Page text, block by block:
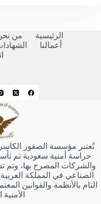
الرئيسية من
أعمالنا
تُعتبر مؤسسة الصقور
حراسة أمنية سعودية تم
والشركات المصرح بها، وتم
الصناعي في المملكة
التام بالأنظمة والقوانين